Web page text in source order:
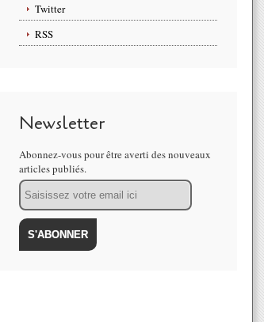
Twitter
RSS
Newsletter
Abonnez-vous pour être averti des nouveaux
articles publiés.
Email